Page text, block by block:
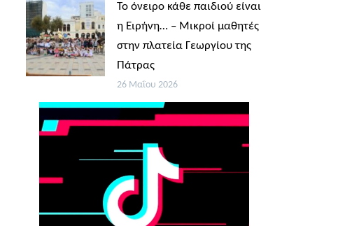
Το όνειρο κάθε παιδιού είναι
η Ειρήνη… – Μικροί μαθητές
στην πλατεία Γεωργίου της
Πάτρας
26 Μαΐου 2026